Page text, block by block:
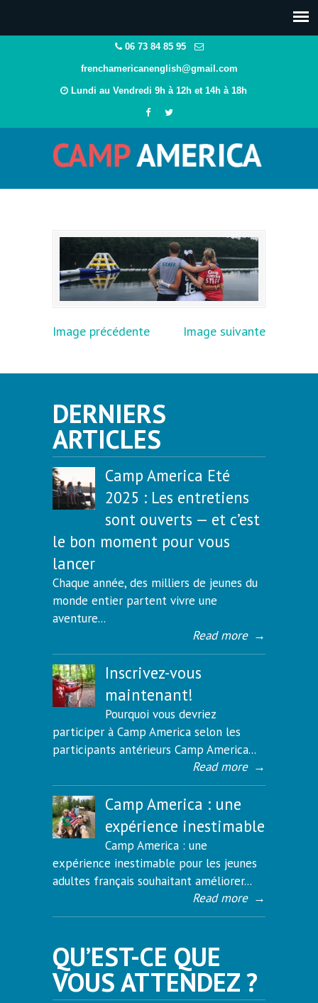
06 73 84 85 95
frenchamericanenglish@gmail.com
Lundi au Vendredi 9h à 12h et 14h à 18h
Image précédente Image suivante
DERNIERS
ARTICLES
Camp America Eté
2025 : Les entretiens
sont ouverts — et c’est
le bon moment pour vous
lancer
Chaque année, des milliers de jeunes du
monde entier partent vivre une
aventure...
Read more →
Inscrivez-vous
maintenant!
Pourquoi vous devriez
participer à Camp America selon les
participants antérieurs Camp America...
Read more →
Camp America : une
expérience inestimable
Camp America : une
expérience inestimable pour les jeunes
adultes français souhaitant améliorer...
Read more →
QU’EST-CE QUE
VOUS ATTENDEZ ?